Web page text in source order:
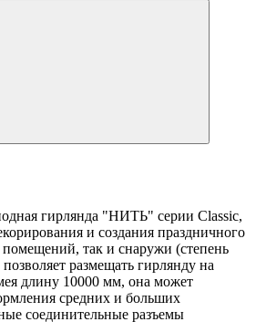
гирлянда "НИТЬ" серии Classic,
и создания праздничного
помещений, так и снаружи (степень
размещать гирлянду на
длину 10000 мм, она может
средних и больших
соединительные разъемы